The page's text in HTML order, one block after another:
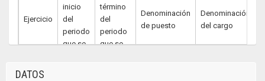
Ejercicio
inicio
del
periodo
que se
término
del
periodo
que se
Denominación
de puesto
Denominación
del cargo
DATOS